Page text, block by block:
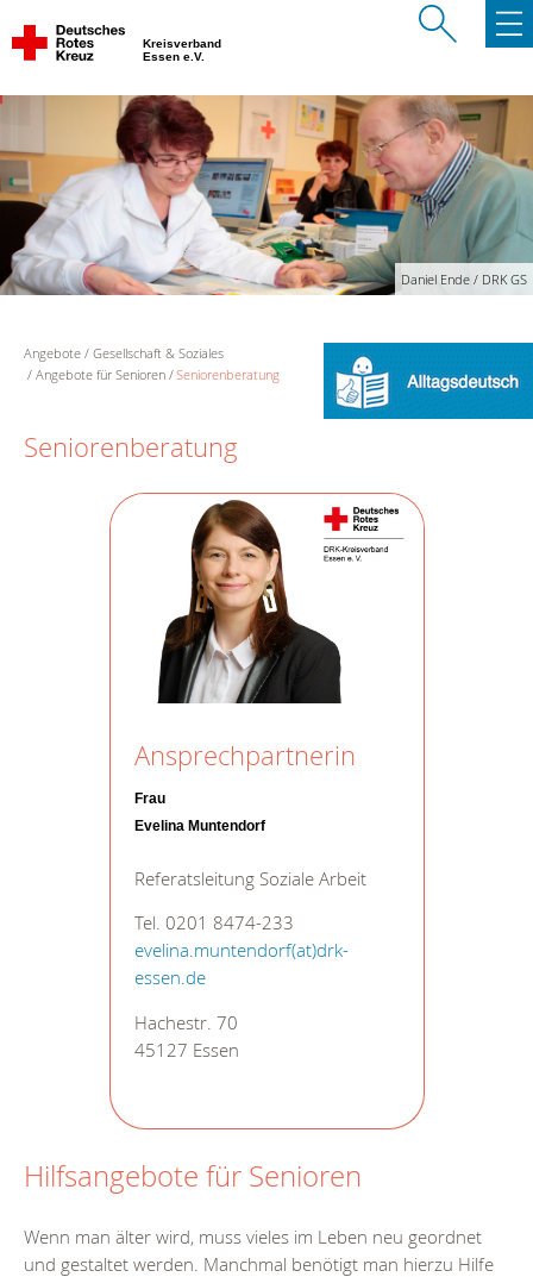
Kreisverband
Essen e.V.
Daniel Ende / DRK GS
Angebote
Gesellschaft & Soziales
Angebote für Senioren
Seniorenberatung
Seniorenberatung
Ansprechpartnerin
Frau
Evelina Muntendorf
Referatsleitung Soziale Arbeit
Tel. 0201 8474-233
evelina.muntendorf(at)drk-
essen.de
Hachestr. 70
45127 Essen
Hilfsangebote für Senioren
Wenn man älter wird, muss vieles im Leben neu geordnet
und gestaltet werden. Manchmal benötigt man hierzu Hilfe